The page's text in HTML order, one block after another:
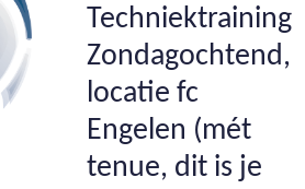
Techniektraining
Zondagochtend,
locatie fc
Engelen (mét
tenue, dit is je